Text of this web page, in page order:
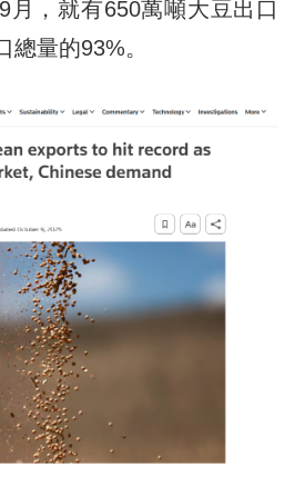
月，就有650萬噸大豆出口
量的93%。